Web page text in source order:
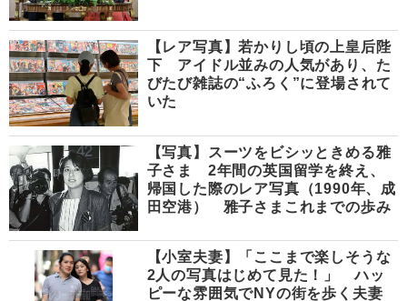
【レア写真】若かりし頃の上皇后陛
下 アイドル並みの人気があり、た
びたび雑誌の“ふろく”に登場されて
いた
【写真】スーツをビシッときめる雅
子さま 2年間の英国留学を終え、
帰国した際のレア写真（1990年、成
田空港） 雅子さまこれまでの歩み
【小室夫妻】「ここまで楽しそうな
2人の写真はじめて見た！」 ハッ
ピーな雰囲気でNYの街を歩く夫妻